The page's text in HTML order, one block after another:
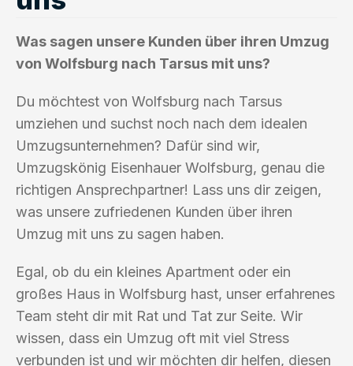
Was sagen unsere Kunden über ihren Umzug
von Wolfsburg nach Tarsus mit uns?
Du möchtest von Wolfsburg nach Tarsus
umziehen und suchst noch nach dem idealen
Umzugsunternehmen? Dafür sind wir,
Umzugskönig Eisenhauer Wolfsburg, genau die
richtigen Ansprechpartner! Lass uns dir zeigen,
was unsere zufriedenen Kunden über ihren
Umzug mit uns zu sagen haben.
Egal, ob du ein kleines Apartment oder ein
großes Haus in Wolfsburg hast, unser erfahrenes
Team steht dir mit Rat und Tat zur Seite. Wir
wissen, dass ein Umzug oft mit viel Stress
verbunden ist und wir möchten dir helfen, diesen